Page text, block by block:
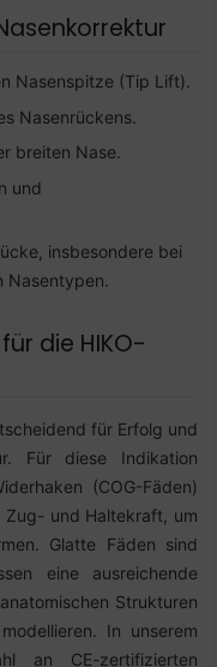
Nasenspitze (Tip Lift).
Nasenrückens.
breiten Nase.
und
insbesondere bei
Nasentypen.
die HIKO-
für Erfolg und
Für diese Indikation
(COG-Fäden)
und Haltekraft, um
Glatte Fäden sind
eine ausreichende
Strukturen
In unserem
an CE-zertifizierten